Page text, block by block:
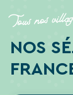
Tous nos
NOS